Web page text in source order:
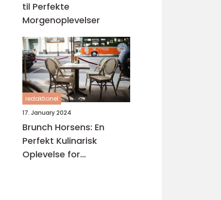
til Perfekte
Morgenoplevelser
redaktionel
17. January 2024
Brunch Horsens: En
Perfekt Kulinarisk
Oplevelse for